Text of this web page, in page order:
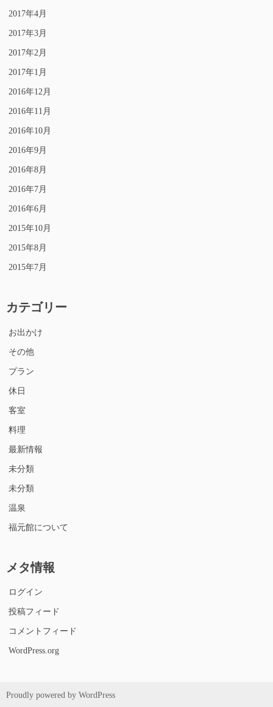
2017年4月
2017年3月
2017年2月
2017年1月
2016年12月
2016年11月
2016年10月
2016年9月
2016年8月
2016年7月
2016年6月
2015年10月
2015年8月
2015年7月
カテゴリー
お出かけ
その他
プラン
休日
客室
料理
最新情報
未分類
未分類
温泉
福元館について
メタ情報
ログイン
投稿フィード
コメントフィード
WordPress.org
Proudly powered by WordPress